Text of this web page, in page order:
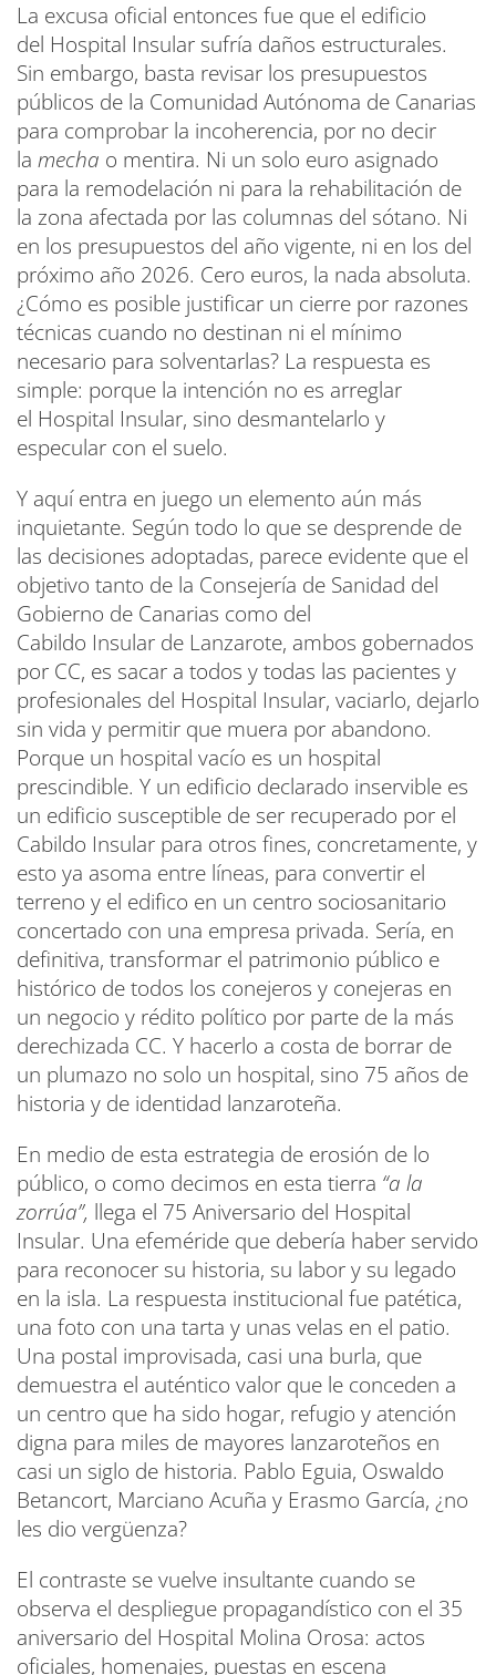
La excusa oficial entonces fue que el edificio
del Hospital Insular sufría daños estructurales.
Sin embargo, basta revisar los presupuestos
públicos de la Comunidad Autónoma de Canarias
para comprobar la incoherencia, por no decir
la mecha o mentira. Ni un solo euro asignado
para la remodelación ni para la rehabilitación de
la zona afectada por las columnas del sótano. Ni
en los presupuestos del año vigente, ni en los del
próximo año 2026. Cero euros, la nada absoluta.
¿Cómo es posible justificar un cierre por razones
técnicas cuando no destinan ni el mínimo
necesario para solventarlas? La respuesta es
simple: porque la intención no es arreglar
el Hospital Insular, sino desmantelarlo y
especular con el suelo.
Y aquí entra en juego un elemento aún más
inquietante. Según todo lo que se desprende de
las decisiones adoptadas, parece evidente que el
objetivo tanto de la Consejería de Sanidad del
Gobierno de Canarias como del
Cabildo Insular de Lanzarote, ambos gobernados
por CC, es sacar a todos y todas las pacientes y
profesionales del Hospital Insular, vaciarlo, dejarlo
sin vida y permitir que muera por abandono.
Porque un hospital vacío es un hospital
prescindible. Y un edificio declarado inservible es
un edificio susceptible de ser recuperado por el
Cabildo Insular para otros fines, concretamente, y
esto ya asoma entre líneas, para convertir el
terreno y el edifico en un centro sociosanitario
concertado con una empresa privada. Sería, en
definitiva, transformar el patrimonio público e
histórico de todos los conejeros y conejeras en
un negocio y rédito político por parte de la más
derechizada CC. Y hacerlo a costa de borrar de
un plumazo no solo un hospital, sino 75 años de
historia y de identidad lanzaroteña.
En medio de esta estrategia de erosión de lo
público, o como decimos en esta tierra “a la
zorrúa”, llega el 75 Aniversario del Hospital
Insular. Una efeméride que debería haber servido
para reconocer su historia, su labor y su legado
en la isla. La respuesta institucional fue patética,
una foto con una tarta y unas velas en el patio.
Una postal improvisada, casi una burla, que
demuestra el auténtico valor que le conceden a
un centro que ha sido hogar, refugio y atención
digna para miles de mayores lanzaroteños en
casi un siglo de historia. Pablo Eguia, Oswaldo
Betancort, Marciano Acuña y Erasmo García, ¿no
les dio vergüenza?
El contraste se vuelve insultante cuando se
observa el despliegue propagandístico con el 35
aniversario del Hospital Molina Orosa: actos
oficiales, homenajes, puestas en escena